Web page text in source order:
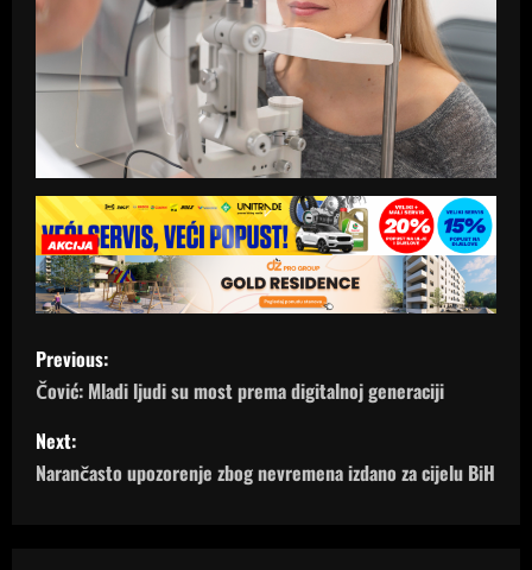
P
o
s
t
Previous:
Čović: Mladi ljudi su most prema digitalnoj generaciji
Next:
Narančasto upozorenje zbog nevremena izdano za cijelu BiH